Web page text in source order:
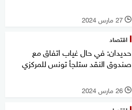
l 27 مارس 2024
اقتصاد
حديدان: في حال غياب اتفاق مع
صندوق النقد ستلجأ تونس للمركزي
l 26 مارس 2024